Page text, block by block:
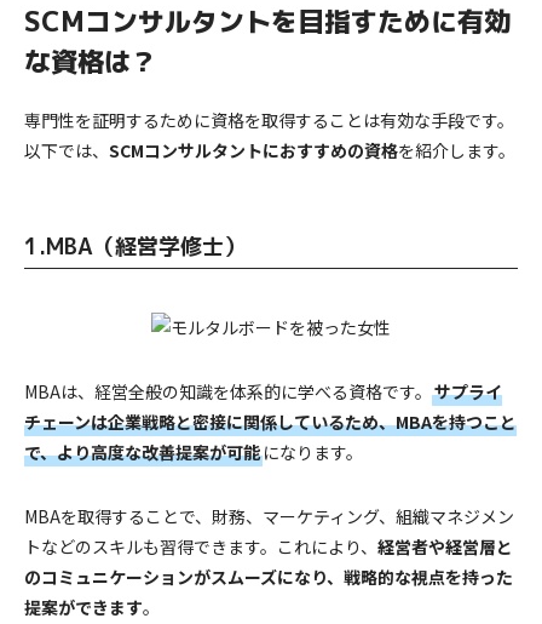
SCMコンサルタントを目指すために有効
な資格は？
専門性を証明するために資格を取得することは有効な手段です。
以下では、 SCMコンサルタントにおすすめの資格を紹介します。
1.MBA（経営学修士）
MBAは、経営全般の知識を体系的に学べる資格です。 サプライ
チェーンは企業戦略と密接に関係しているため、MBAを持つこと
で、より高度な改善提案が可能 になります。
MBAを取得することで、財務、マーケティング、組織マネジメン
トなどのスキルも習得できます。これにより、 経営者や経営層と
のコミュニケーションがスムーズになり、戦略的な視点を持った
提案ができます。